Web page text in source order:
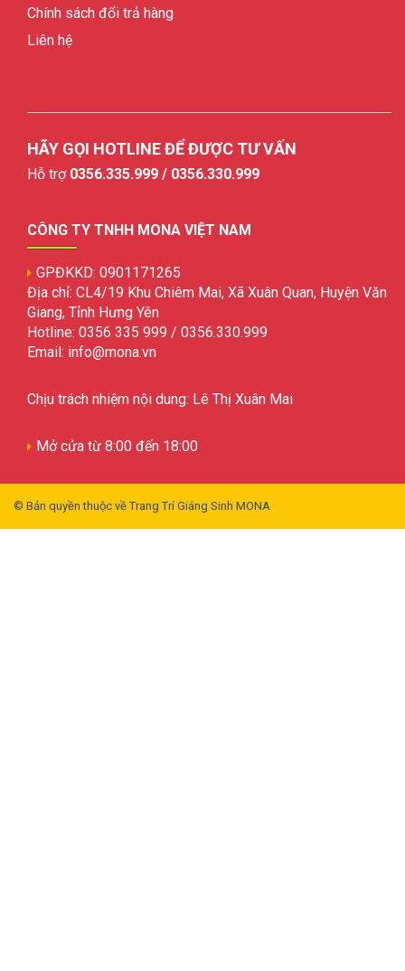
Chính sách đổi trả hàng
Liên hệ
HÃY GỌI HOTLINE ĐỂ ĐƯỢC TƯ VẤN
Hỗ trợ 0356.335.999 / 0356.330.999
CÔNG TY TNHH MONA VIỆT NAM
GPĐKKD: 0901171265
Địa chỉ: CL4/19 Khu Chiêm Mai, Xã Xuân Quan, Huyện Văn
Giang, Tỉnh Hưng Yên
Hotline: 0356 335 999 / 0356.330.999
Email: info@mona.vn
Chịu trách nhiệm nội dung: Lê Thị Xuân Mai
Mở cửa từ 8:00 đến 18:00
© Bản quyền thuộc về Trang Trí Giáng Sinh MONA